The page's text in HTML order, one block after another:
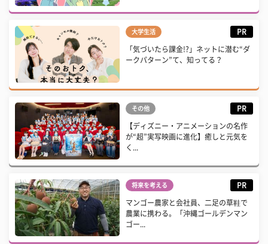
大学生活 PR
「気づいたら課金!?」ネットに潜む“ダ
ークパターン”て、知ってる？
その他 PR
【ディズニー・アニメーションの名作
が“超”実写映画に進化】癒しと元気を
く...
将来を考える PR
マンゴー農家と会社員、二足の草鞋で
農業に携わる。「沖縄ゴールデンマン
ゴー...